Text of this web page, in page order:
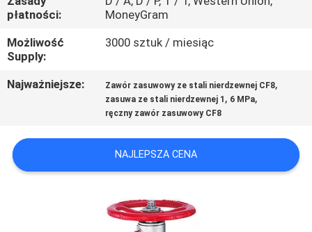
POPROSIĆ
O
WYCENĘ
PRIVACY
płatności:
MoneyGram
Możliwość
Supply:
3000 sztuk / miesiąc
Najważniejsze: Zawór zasuwowy ze stali nierdzewnej CF8,
zasuwa ze stali nierdzewnej 1 , 6 MPa,
ręczny zawór zasuwowy CF8
NAJLEPSZA CENA